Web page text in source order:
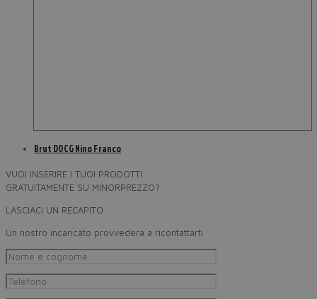
Brut DOCG Nino Franco
VUOI INSERIRE I TUOI PRODOTTI
GRATUITAMENTE SU MINORPREZZO?
LASCIACI UN RECAPITO
Un nostro incaricato provvederà a ricontattarti